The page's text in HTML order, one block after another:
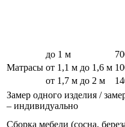
Матрасы
до 1 м
от 1,1 м до 1,6 м
от 1,7 м до 2 м
Замер одного изделия /
– индивидуально
Сборка мебели (сосна,